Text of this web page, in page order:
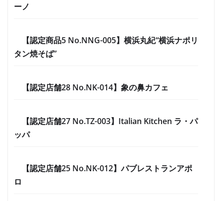
ーノ
【認定商品5 No.NNG-005】横浜丸紀“横浜ナポリ
タン焼そば”
【認定店舗28 No.NK-014】象の鼻カフェ
【認定店舗27 No.TZ-003】Italian Kitchen ラ・パ
ッパ
【認定店舗25 No.NK-012】パブレストランアポ
ロ